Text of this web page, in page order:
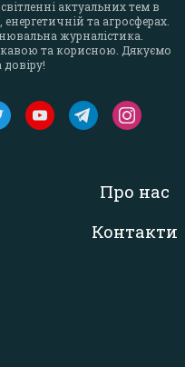
актуальних тем в
та агросферах.
журналістика.
та корисною. Дякуємо
довіру!
Про нас
Контакти